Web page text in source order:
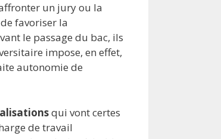
un jury ou la
favoriser la
le passage du bac, ils
impose, en effet,
autonomie de
qui vont certes
de travail